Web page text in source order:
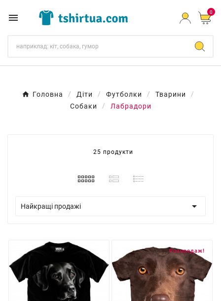
 0
Головна Діти Футболки
Тварини
Собаки
Лабрадори
25 продукти
Найкращі продажі 
Розпродаж!